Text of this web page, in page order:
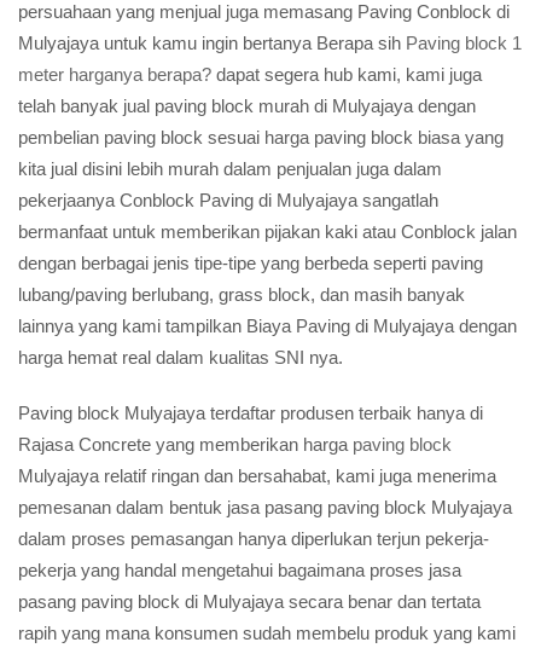
persuahaan yang menjual juga memasang Paving Conblock di
Mulyajaya untuk kamu ingin bertanya Berapa sih Paving block 1
meter harganya berapa? dapat segera hub kami, kami juga
telah banyak jual paving block murah di Mulyajaya dengan
pembelian paving block sesuai harga paving block biasa yang
kita jual disini lebih murah dalam penjualan juga dalam
pekerjaanya Conblock Paving di Mulyajaya sangatlah
bermanfaat untuk memberikan pijakan kaki atau Conblock jalan
dengan berbagai jenis tipe-tipe yang berbeda seperti paving
lubang/paving berlubang, grass block, dan masih banyak
lainnya yang kami tampilkan Biaya Paving di Mulyajaya dengan
harga hemat real dalam kualitas SNI nya.
Paving block Mulyajaya terdaftar produsen terbaik hanya di
Rajasa Concrete yang memberikan harga paving block
Mulyajaya relatif ringan dan bersahabat, kami juga menerima
pemesanan dalam bentuk jasa pasang paving block Mulyajaya
dalam proses pemasangan hanya diperlukan terjun pekerja-
pekerja yang handal mengetahui bagaimana proses jasa
pasang paving block di Mulyajaya secara benar dan tertata
rapih yang mana konsumen sudah membelu produk yang kami